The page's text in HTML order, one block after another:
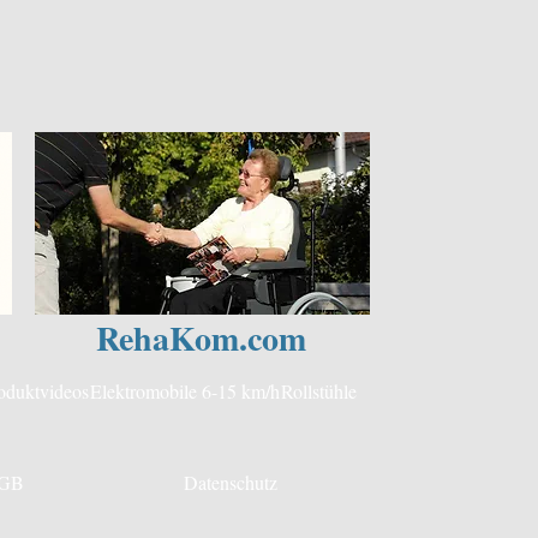
RehaKom.com
Elektromobile 6-15 km/h Rollstühle
Datenschutz